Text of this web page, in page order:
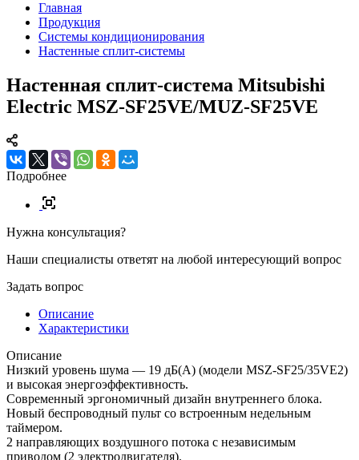
Главная
Продукция
Системы кондиционирования
Настенные сплит-системы
Настенная сплит-система Mitsubishi
Electric MSZ-SF25VE/MUZ-SF25VE
Подробнее
Нужна консультация?
Наши специалисты ответят на любой интересующий вопрос
Задать вопрос
Описание
Характеристики
Описание
Низкий уровень шума — 19 дБ(А) (модели MSZ-SF25/35VE2)
и высокая энергоэффективность.
Современный эргономичный дизайн внутреннего блока.
Новый беспроводный пульт со встроенным недельным
таймером.
2 направляющих воздушного потока с независимым
приводом (2 электродвигателя).